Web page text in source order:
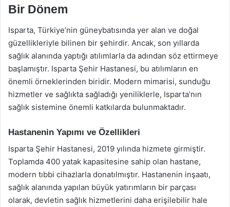
Bir Dönem
Isparta, Türkiye’nin güneybatısında yer alan ve doğal
güzellikleriyle bilinen bir şehirdir. Ancak, son yıllarda
sağlık alanında yaptığı atılımlarla da adından söz ettirmeye
başlamıştır. Isparta Şehir Hastanesi, bu atılımların en
önemli örneklerinden biridir. Modern mimarisi, sunduğu
hizmetler ve sağlıkta sağladığı yeniliklerle, Isparta’nın
sağlık sistemine önemli katkılarda bulunmaktadır.
Hastanenin Yapımı ve Özellikleri
Isparta Şehir Hastanesi, 2019 yılında hizmete girmiştir.
Toplamda 400 yatak kapasitesine sahip olan hastane,
modern tıbbi cihazlarla donatılmıştır. Hastanenin inşaatı,
sağlık alanında yapılan büyük yatırımların bir parçası
olarak, devletin sağlık hizmetlerini daha erişilebilir hale